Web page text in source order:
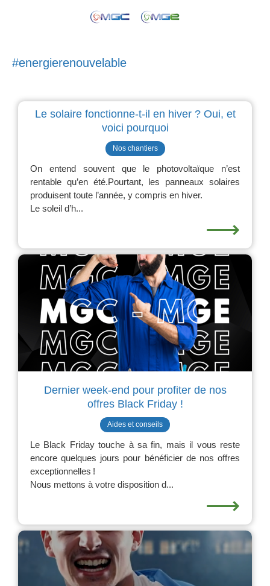
#energierenouvelable
Le solaire fonctionne-t-il en hiver ? Oui, et
voici pourquoi
Nos chantiers
On entend souvent que le photovoltaïque n’est
rentable qu’en été.Pourtant, les panneaux solaires
produisent toute l’année, y compris en hiver.
Le soleil d’h...
⟶
Dernier week-end pour profiter de nos
offres Black Friday !
Aides et conseils
Le Black Friday touche à sa fin, mais il vous reste
encore quelques jours pour bénéficier de nos offres
exceptionnelles !
Nous mettons à votre disposition d...
⟶